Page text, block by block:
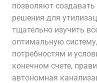
позволяют
решения для
тщательно изучить
оптимальную
потребностям и
конечном счете,
автономная